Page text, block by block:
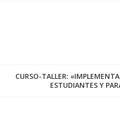
CURSO-TALLER:
ESTUDIANTES Y